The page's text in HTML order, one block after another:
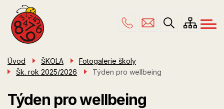
hlavnímu
obsahu
Menu
navigace
ŠKOLA
PRO RODIČE
ÚŘEDNÍ DESKA
KONTAKTY
Úvod ŠKOLA
Fotogalerie školy
Šk. rok 2025/2026
Týden pro wellbeing
Týden pro wellbeing